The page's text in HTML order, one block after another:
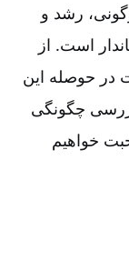
رشد و
است‌. از
در حوصله این
چگونگی
خواهیم